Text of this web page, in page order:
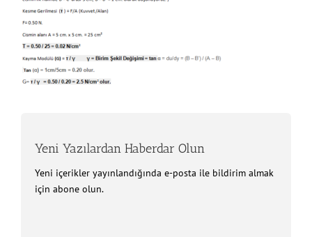
Yeni Yazılardan Haberdar Olun
Yeni içerikler yayınlandığında e-posta ile bildirim almak
için abone olun.